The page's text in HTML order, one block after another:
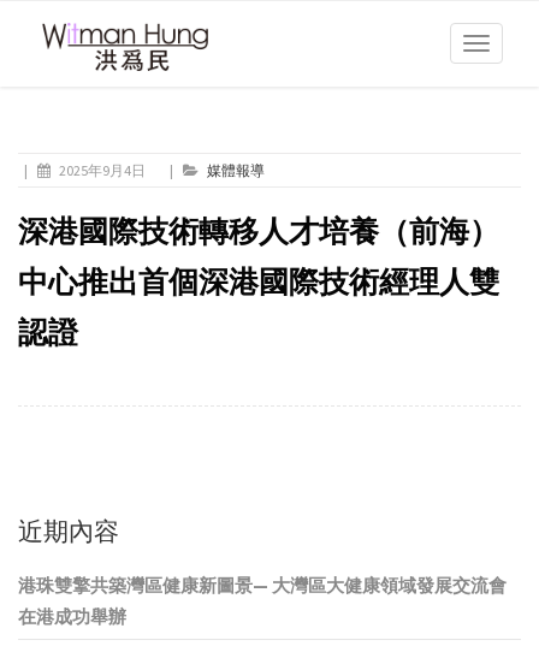
Toggle
| 2025年9月4日 | 媒體報導
深港國際技術轉移人才培養（前海）
中心推出首個深港國際技術經理人雙
認證
近期內容
港珠雙擎共築灣區健康新圖景— 大灣區大健康領域發展交流會
在港成功舉辦